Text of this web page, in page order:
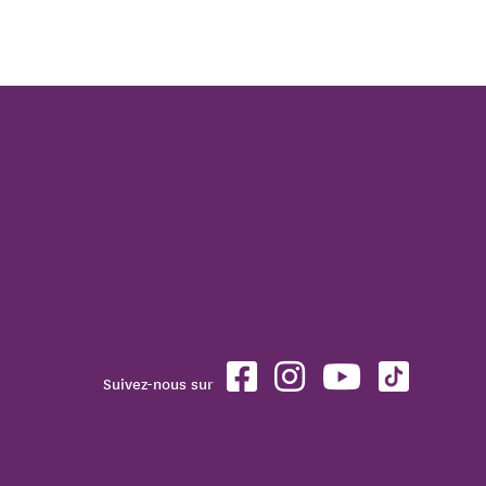
Suivez-nous sur